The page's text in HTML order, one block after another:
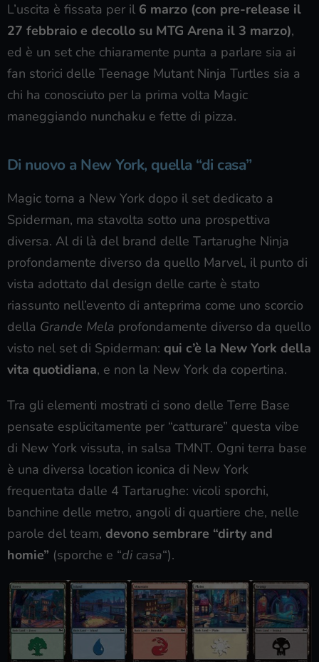
L’uscita è fissata per il 6 marzo (con pre-release il
27 febbraio e decollo su MTG Arena il 3 marzo),
ed è un set che chiaramente punta a parlare sia ai
fan storici delle Teenage Mutant Ninja Turtles sia a
chi ha conosciuto per la prima volta Magic
maneggiando nunchaku e fette di pizza.
Di nuovo a New York, quella “di casa”
Magic torna a New York dopo il set dedicato a
Spiderman, ma stavolta sotto una prospettiva
diversa. Al di là del brand delle Tartarughe Ninja
profondamente diverso da quello Marvel, il punto di
vista adottato dal design delle carte è stato
riassunto nell’evento di anteprima come uno scorcio
della Grande Mela profondamente diverso da quello
visto nel set di Spiderman: qui c’è la New York della
vita quotidiana, e non la New York da copertina.
Tra gli elementi mostrati ci sono delle Terre Base
pensate esplicitamente per “catturare” questa vibe
di New York vissuta, in salsa TMNT. Ogni terra base
è una diversa location iconica di New York
frequentata dalle 4 Tartarughe: vicoli sporchi,
banchine delle metro, angoli di quartiere che, nelle
parole del team, devono sembrare “dirty and
homie” (sporche e “di casa“).